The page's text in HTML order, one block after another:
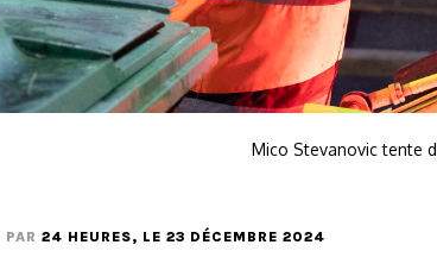
Mico Stevanovic tente
PAR 24 HEURES, LE 23 DÉCEMBRE 2024